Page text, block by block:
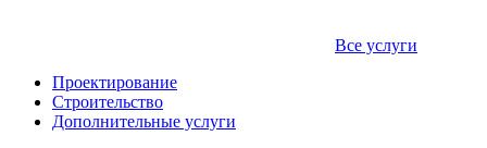
Все услуги
Проектирование
Строительство
Дополнительные услуги